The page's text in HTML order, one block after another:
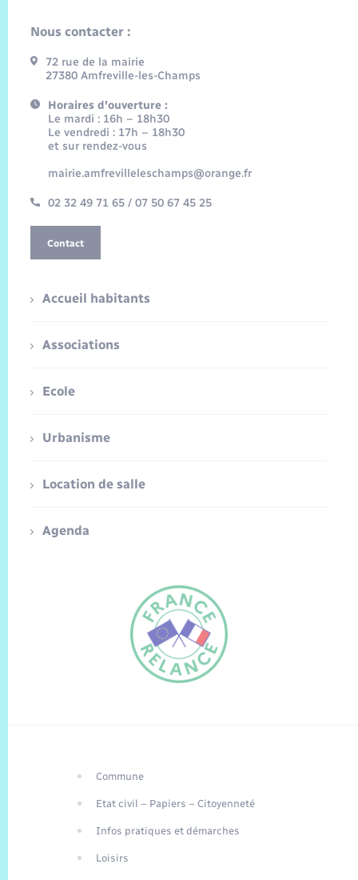
Traduction du
EN
Nous contacter :
72 rue de la mairie
27380 Amfreville-les-Champs
Horaires d'ouverture :
Le mardi : 16h – 18h30
Le vendredi : 17h – 18h30
et sur rendez-vous
mairie.amfrevilleleschamps@orange.fr
02 32 49 71 65 / 07 50 67 45 25
Contact
Accueil habitants
Associations
Ecole
Urbanisme
Location de salle
Agenda
Commune
Etat civil – Papiers – Citoyenneté
Infos pratiques et démarches
Loisirs